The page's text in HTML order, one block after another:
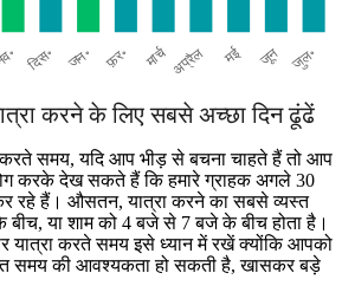
करने के लिए सबसे अच्छा दिन ढूंढें
समय, यदि आप भीड़ से बचना चाहते हैं तो आप
करके देख सकते हैं कि हमारे ग्राहक अगले 30
कर रहे हैं। औसतन, यात्रा करने का सबसे व्यस्त
या शाम को 4 बजे से 7 बजे के बीच होता है।
यात्रा करते समय इसे ध्यान में रखें क्योंकि आपको
समय की आवश्यकता हो सकती है, खासकर बड़े